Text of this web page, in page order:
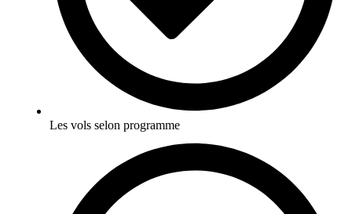
Les vols selon programme